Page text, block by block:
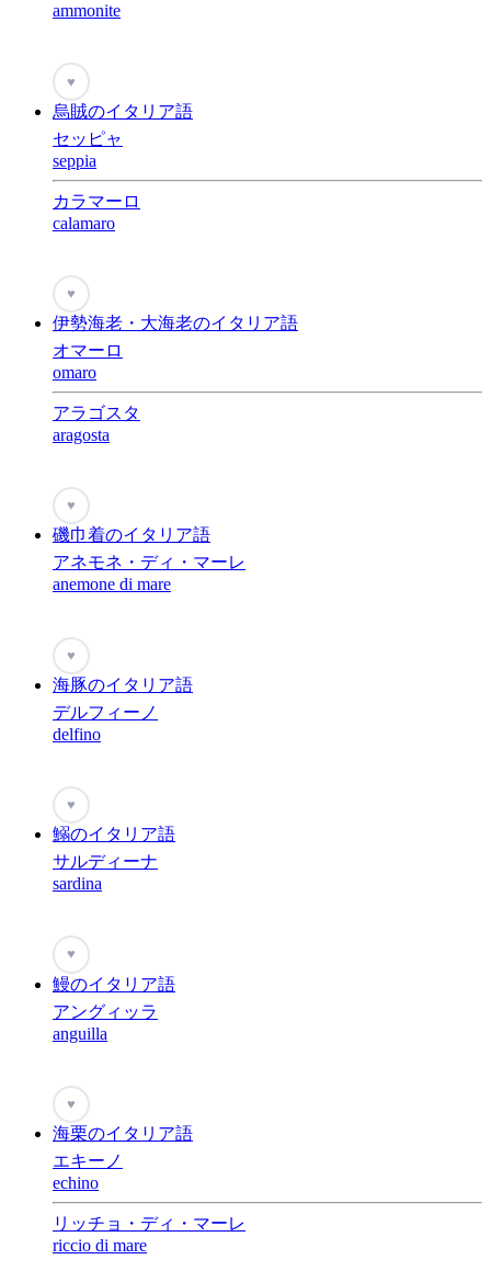
ammonite
♥
烏賊のイタリア語
セッピャ
seppia
カラマーロ
calamaro
♥
伊勢海老・大海老のイタリア語
オマーロ
omaro
アラゴスタ
aragosta
♥
磯巾着のイタリア語
アネモネ・ディ・マーレ
anemone di mare
♥
海豚のイタリア語
デルフィーノ
delfino
♥
鰯のイタリア語
サルディーナ
sardina
♥
鰻のイタリア語
アングィッラ
anguilla
♥
海栗のイタリア語
エキーノ
echino
リッチョ・ディ・マーレ
riccio di mare